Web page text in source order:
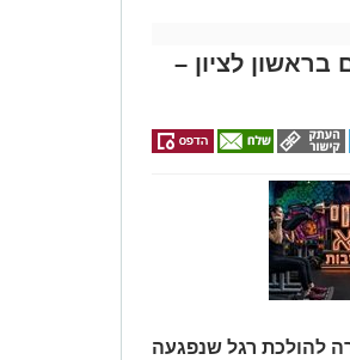
לציון –
להולכת רגל שנפגעה